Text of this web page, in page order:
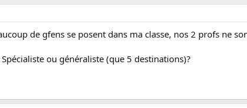
de gfens se posent dans ma classe, nos 2 profs ne
ou généraliste (que 5 destinations)?